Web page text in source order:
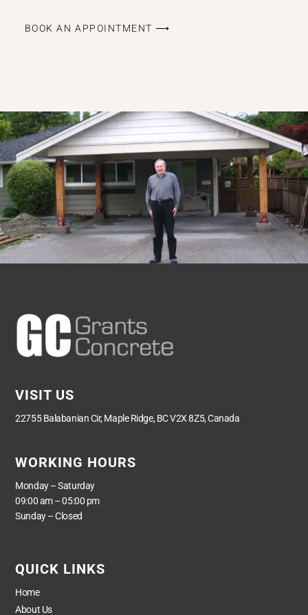
BOOK AN APPOINTMENT ⟶
VISIT US
22755 Balabanian Cir, Maple Ridge, BC V2X 8Z5, Canada
WORKING HOURS
Monday – Saturday
09:00 am – 05:00 pm
Sunday – Closed
QUICK LINKS
Home
About Us